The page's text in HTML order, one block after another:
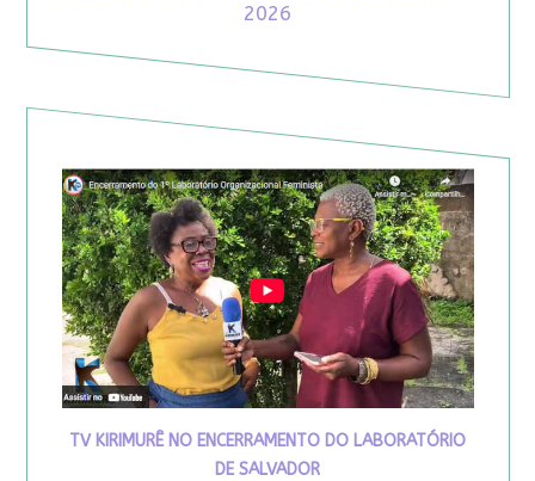
2026
TV KIRIMURÊ NO ENCERRAMENTO DO LABORATÓRIO
DE SALVADOR